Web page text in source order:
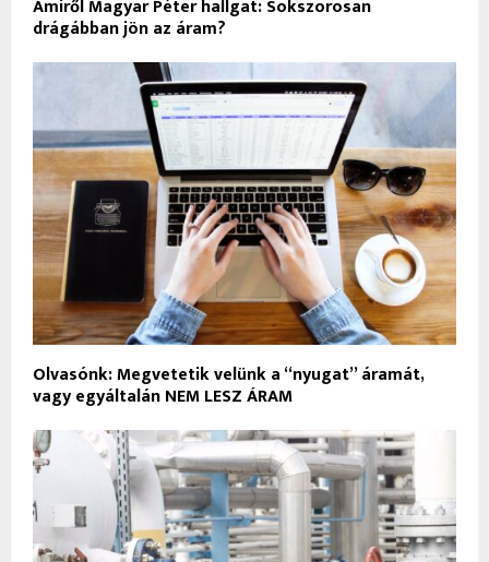
Amiről Magyar Péter hallgat: Sokszorosan
drágábban jön az áram?
Olvasónk: Megvetetik velünk a “nyugat” áramát,
vagy egyáltalán NEM LESZ ÁRAM